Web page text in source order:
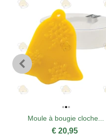
Moule à bougie cloche...
€ 20,95